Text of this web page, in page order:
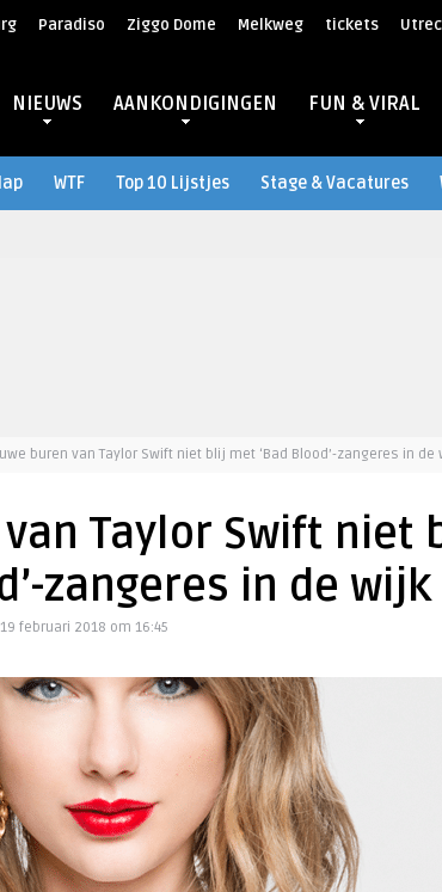
Paradiso Ziggo Dome Melkweg tickets
NIEUWS AANKONDIGINGEN FUN & VIRAL
WTF Top 10 Lijstjes Stage & Vacatures
buren van Taylor Swift niet blij met ‘Bad Blood’-zangeres in de
Taylor Swift niet
zangeres in de wijk
februari 2018 om 16:45